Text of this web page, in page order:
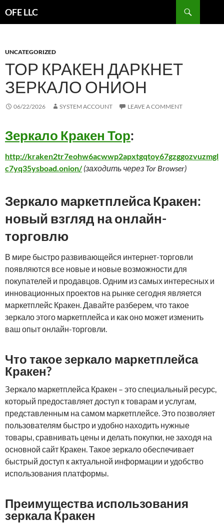
OFE LLC
UNCATEGORIZED
ТОР КРАКЕН ДАРКНЕТ
ЗЕРКАЛО ОНИОН
06/22/2026 SYSTEM ACCOUNT LEAVE A COMMENT
Зеркало Кракен Тор:
http://kraken2tr7eohw6acwwp2apxtgqtoy67gzggozvuzmgl
c7yq35ysboad.onion/ (заходить через Tor Browser)
Зеркало маркетплейса Кракен:
новый взгляд на онлайн-
торговлю
В мире быстро развивающейся интернет-торговли
появляются все новые и новые возможности для
покупателей и продавцов. Одним из самых интересных и
инновационных проектов на рынке сегодня является
маркетплейс Кракен. Давайте разберем, что такое
зеркало этого маркетплейса и как оно может изменить
ваш опыт онлайн-торговли.
Что такое зеркало маркетплейса
Кракен?
Зеркало маркетплейса Кракен – это специальный ресурс,
который предоставляет доступ к товарам и услугам,
представленным на самом маркетплейсе. Это позволяет
пользователям быстро и удобно находить нужные
товары, сравнивать цены и делать покупки, не заходя на
основной сайт Кракен. Такое зеркало обеспечивает
быстрый доступ к актуальной информации и удобство
использования платформы.
Преимущества использования
зеркала Кракен